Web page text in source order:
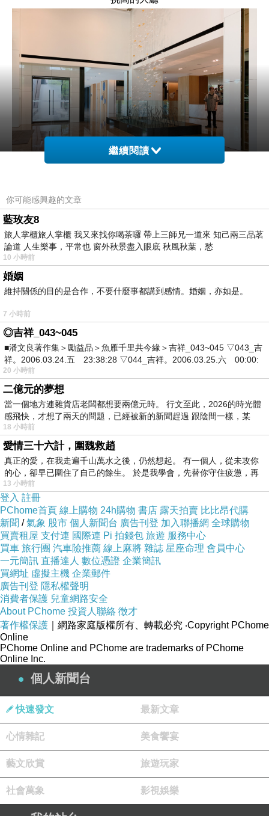
娜娜累了在睡覺
繼續閱讀
你可能感興趣的文章
藍玫友8
旅人掌櫃旅人掌櫃 我又來找你喝茶囉 帶上三師兄一道來 知己兩三品茗
論道 人生樂事，平常也 窗外秋景盡入眼底 秋風秋葉，愁
10 小時前
婚姻
維持關係的目的是合作，不要什麼事都講到感情。婚姻，亦如是。
7 小時前
◎吉祥_043~045
■潘文良著作集＞勵益品＞魚雁千里共今緣＞吉祥_043~045 ▽043_吉
祥。2006.03.24.五 23:38:28 ▽044_吉祥。2006.03.25.六 00:00:
20 小時前
二億元的夢想
當一個地方連雜貨店老闆都想要兩億元時。 行文至此，2026的時光體
感飛快，才想了兩天的問題，已經被新的新聞趕過 跟陰間一樣，某
18 小時前
愛情三十六計，圍魏救趙
真正的愛，在我走遍千山萬水之後，仍然想起。 有一個人，從未攻你
的心，卻早已圍住了自己的餘生。 於是我學會，先替你守住疲憊，再
13 小時前
登入 註冊
PChome首頁 線上購物 24h購物 書店 露天拍賣 比比昂代購
新聞 /氣象 股市 個人新聞台 廣告刊登 加入聯播網 全球購物
買賣租屋 支付連 國際連 Pi 拍錢包 旅遊 服務中心
買車 旅行團 汽車險推薦 線上麻將 雜誌 星座命理 會員中心
一元簡訊 直播達人 數位憑證 企業簡訊
買網址 虛擬主機 企業郵件
廣告刊登 隱私權聲明
消費者保護 兒童網路安全
About PChome 投資人聯絡 徵才
著作權保護 ｜網路家庭版權所有、轉載必究 ‧Copyright PChome
Online
PChome Online and PChome are trademarks of PChome
Online Inc.
個人新聞台
快速發文 最新文章
心情雜記 美食饗宴
藝文欣賞 旅遊玩家
社會萬象 影視娛樂